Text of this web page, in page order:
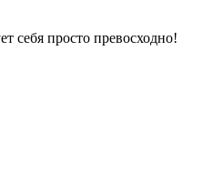
себя просто превосходно!